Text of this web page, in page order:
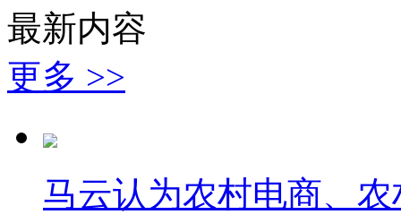
最新内容
更多 >>
马云认为农村电商、